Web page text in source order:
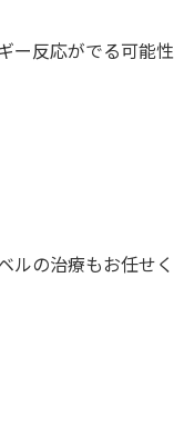
ー反応がでる可能性
ルの治療もお任せく